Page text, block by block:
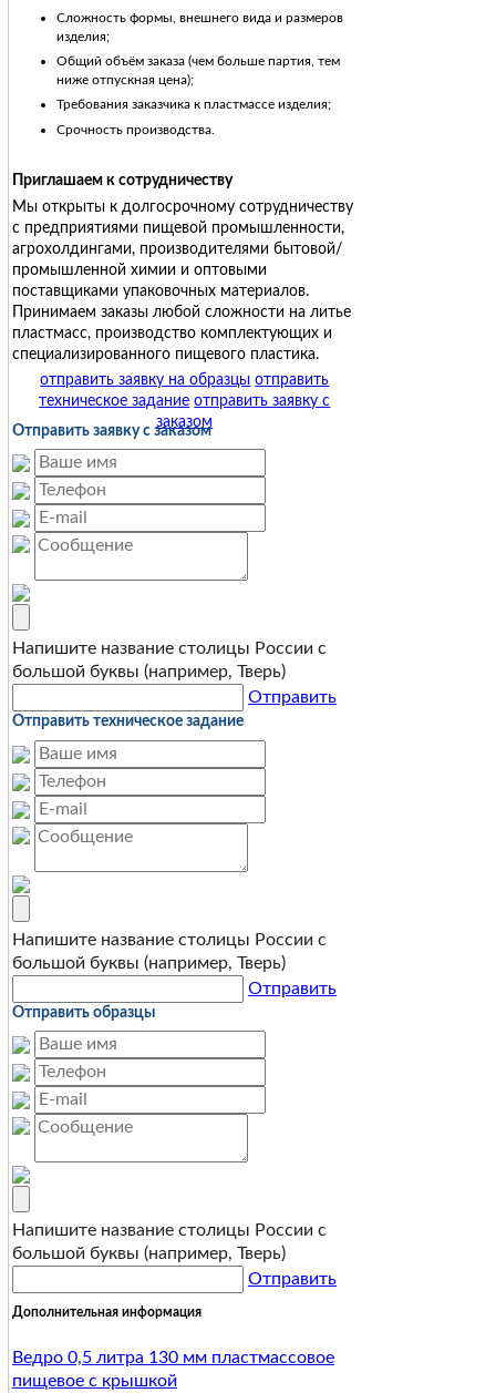
Сложность формы, внешнего вида и размеров
изделия;
Общий объём заказа (чем больше партия, тем
ниже отпускная цена);
Требования заказчика к пластмассе изделия;
Срочность производства.
Приглашаем к сотрудничеству
Мы открыты к долгосрочному сотрудничеству
с предприятиями пищевой промышленности,
агрохолдингами, производителями бытовой/
промышленной химии и оптовыми
поставщиками упаковочных материалов.
Принимаем заказы любой сложности на литье
пластмасс, производство комплектующих и
специализированного пищевого пластика.
отправить заявку на образцы отправить
техническое задание отправить заявку с
заказом
Отправить заявку с заказом
Напишите название столицы России с
большой буквы (например, Тверь)
Отправить
Отправить техническое задание
Напишите название столицы России с
большой буквы (например, Тверь)
Отправить
Отправить образцы
Напишите название столицы России с
большой буквы (например, Тверь)
Отправить
Дополнительная информация
Ведро 0,5 литра 130 мм пластмассовое
пищевое с крышкой